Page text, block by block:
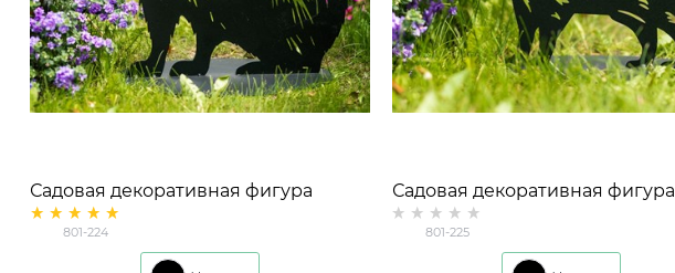
Садовая декоративная фигура
Капибара металл
801-224
Садовая декоративная фигура
Детёныш Капибары металл
801-225